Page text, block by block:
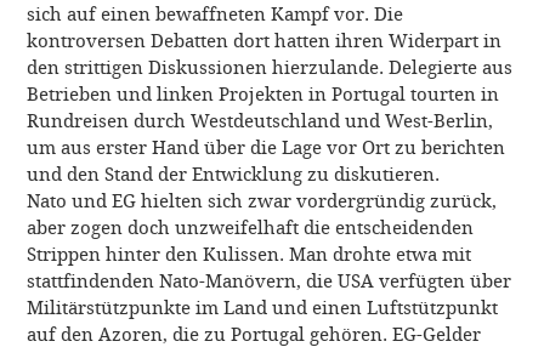
sich auf einen bewaffneten Kampf vor. Die
kontroversen Debatten dort hatten ihren Widerpart in
den strittigen Diskussionen hierzulande. Delegierte aus
Betrieben und linken Projekten in Portugal tourten in
Rundreisen durch Westdeutschland und West-Berlin,
um aus erster Hand über die Lage vor Ort zu berichten
und den Stand der Entwicklung zu diskutieren.
Nato und EG hielten sich zwar vordergründig zurück,
aber zogen doch unzweifelhaft die entscheidenden
Strippen hinter den Kulissen. Man drohte etwa mit
stattfindenden Nato-Manövern, die USA verfügten über
Militärstützpunkte im Land und einen Luftstützpunkt
auf den Azoren, die zu Portugal gehören. EG-Gelder